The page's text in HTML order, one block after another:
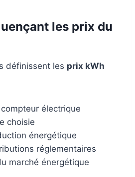
les prix du
définissent les prix kWh
électrique
choisie
énergétique
réglementaires
marché énergétique